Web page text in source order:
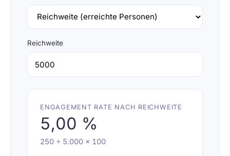
Reichweite
ENGAGEMENT RATE NACH REICHWEITE
5,00 %
250 ÷ 5.000 × 100